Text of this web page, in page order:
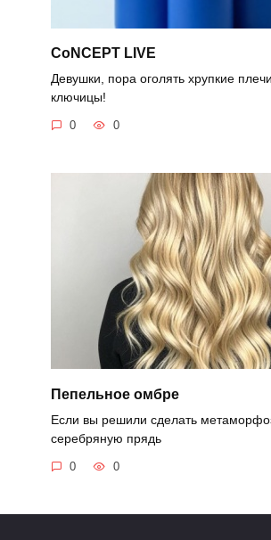
CoNCEPT LIVE
Девушки, пора оголять хрупкие
ключицы!
0 0
Пепельное омбре
Если вы решили сделать
серебряную прядь
0 0